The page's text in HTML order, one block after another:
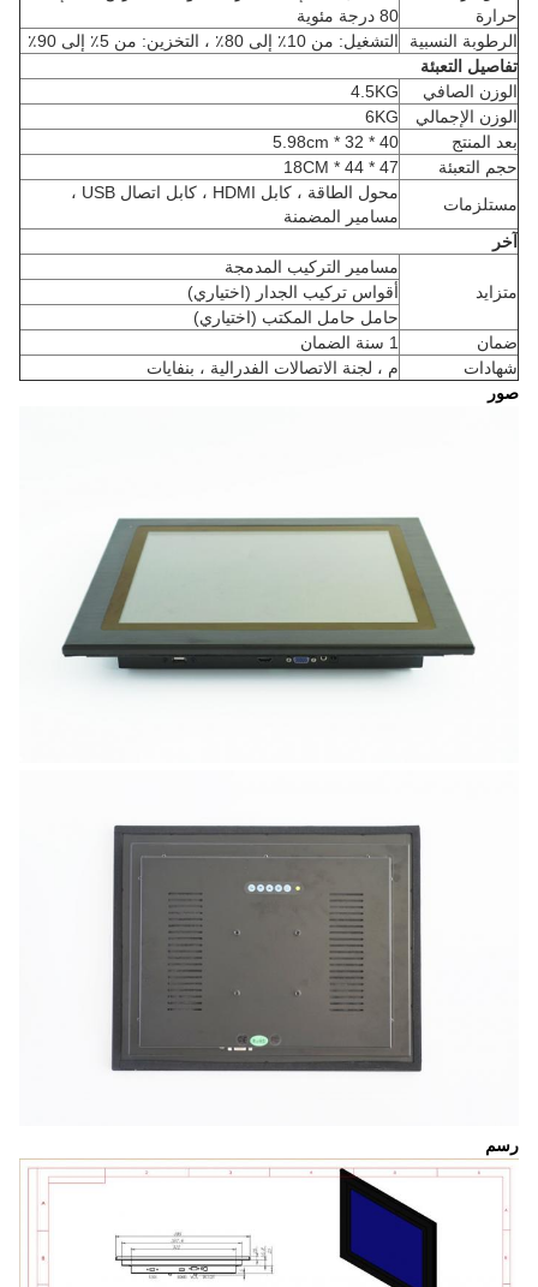
حرارة
80 درجة مئوية
الرطوبة النسبية
التشغيل: من 10٪ إلى 80٪ ، التخزين: من 5٪ إلى 90٪
تفاصيل التعبئة
الوزن الصافي
4.5KG
الوزن الإجمالي
6KG
بعد المنتج
40 * 32 * 5.98cm
حجم التعبئة
47 * 44 * 18CM
مستلزمات
محول الطاقة ، كابل HDMI ، كابل اتصال USB ،
مسامير المضمنة
آخر
متزايد
مسامير التركيب المدمجة
أقواس تركيب الجدار (اختياري)
حامل حامل المكتب (اختياري)
ضمان
1 سنة الضمان
شهادات
م ، لجنة الاتصالات الفدرالية ، بنفايات
صور
رسم